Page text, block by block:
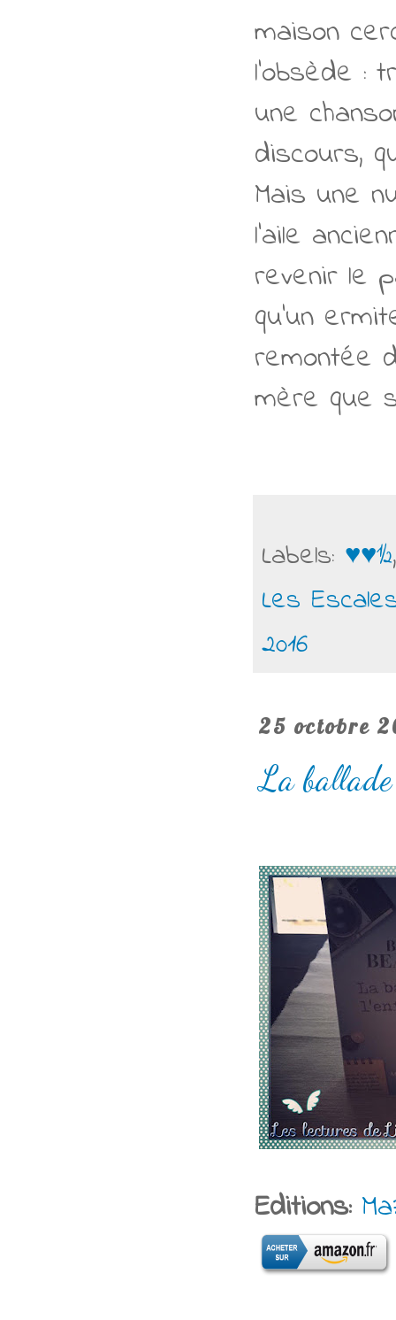
maison
l'obsède :
une
discours,
Mais une
l'aile
revenir le
qu'un
remontée
mère que
Labels: ♥♥½
Les
2016
25 octobre
La
Editions: